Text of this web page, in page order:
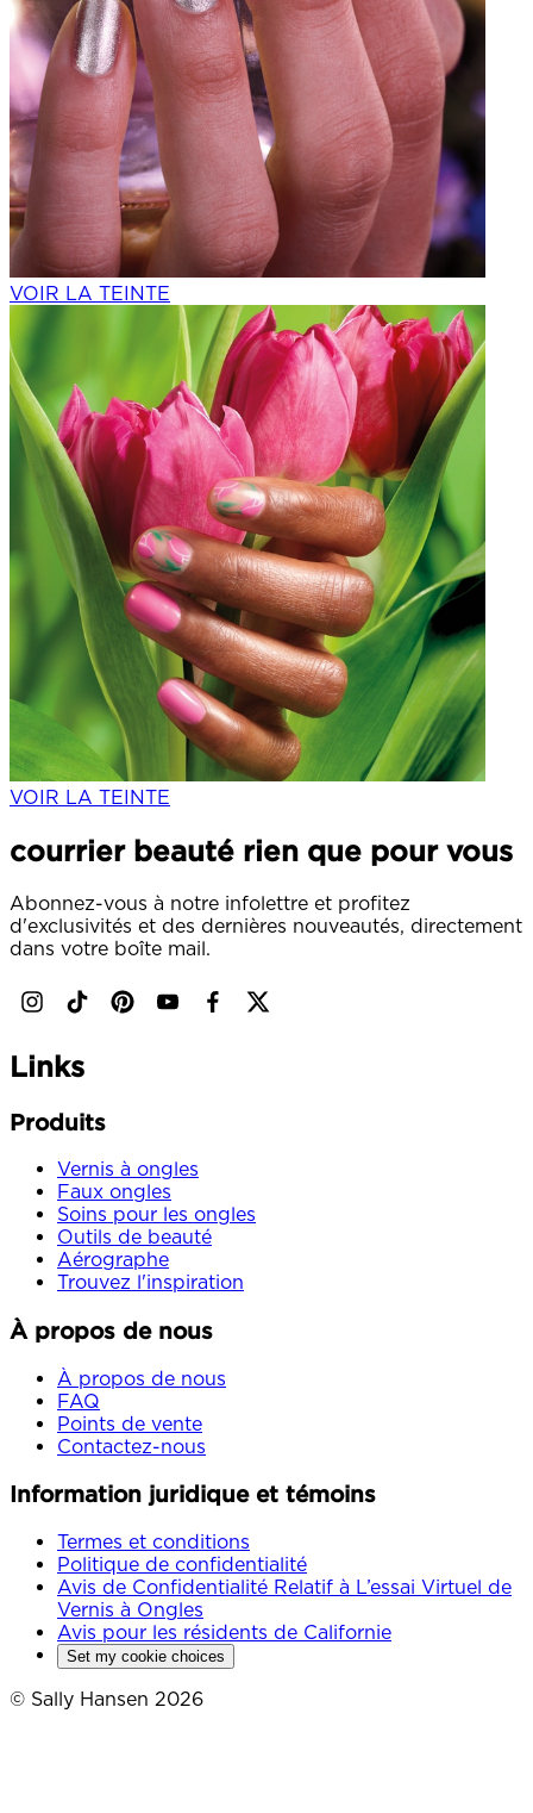
VOIR LA TEINTE
VOIR LA TEINTE
courrier beauté rien que pour vous
Abonnez-vous à notre infolettre et profitez
d'exclusivités et des dernières nouveautés, directement
dans votre boîte mail.
Links
Produits
Vernis à ongles
Faux ongles
Soins pour les ongles
Outils de beauté
Aérographe
Trouvez l'inspiration
À propos de nous
À propos de nous
FAQ
Points de vente
Contactez-nous
Information juridique et témoins
Termes et conditions
Politique de confidentialité
Avis de Confidentialité Relatif à L’essai Virtuel de
Vernis à Ongles
Avis pour les résidents de Californie
Set my cookie choices
© Sally Hansen 2026